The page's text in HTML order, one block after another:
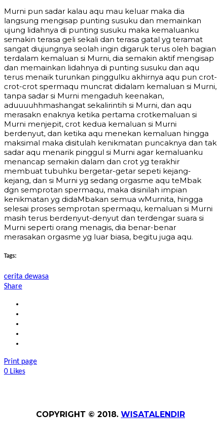
Murni pun sadar kalau aqu mau keluar maka dia
langsung mengisap punting susuku dan memainkan
ujung lidahnya di punting susuku maka kemaluanku
semakin terasa geli sekali dan terasa gatal yg teramat
sangat diujungnya seolah ingin digaruk terus oleh bagian
terdalam kemaluan si Murni, dia semakin aktif mengisap
dan memainkan lidahnya di punting susuku dan aqu
terus menaik turunkan pinggulku akhirnya aqu pun crot-
crot-crot spermaqu muncrat didalam kemaluan si Murni,
tanpa sadar si Murni mengaduh keenakan,
aduuuuhhmashangat sekalirintih si Murni, dan aqu
merasakn enaknya ketika pertama crotkemaluan si
Murni menjepit, crot kedua kemaluan si Murni
berdenyut, dan ketika aqu menekan kemaluan hingga
maksimal maka disitulah kenikmatan puncaknya dan tak
sadar aqu menarik pinggul si Murni agar kemaluanku
menancap semakin dalam dan crot yg terakhir
membuat tubuhku bergetar-getar sepeti kejang-
kejang, dan si Murni yg sedang orgasme aqu teMbak
dgn semprotan spermaqu, maka disinilah impian
kenikmatan yg didaMbakan semua wMurnita, hingga
selesai proses semprotan spermaqu, kemaluan si Murni
masih terus berdenyut-denyut dan terdengar suara si
Murni seperti orang menagis, dia benar-benar
merasakan orgasme yg luar biasa, begitu juga aqu.
Tags:
cerita dewasa
Share
Print page
0 Likes
COPYRIGHT © 2018. WISATALENDIR